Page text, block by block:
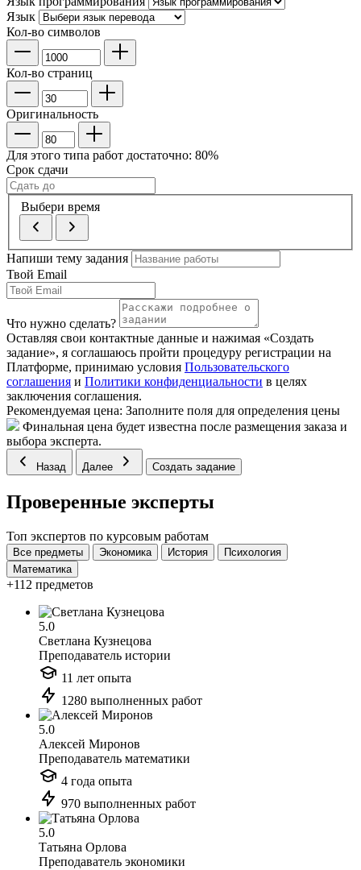
Язык
Кол-во символов
Кол-во страниц
Оригинальность
Для этого типа работ достаточно: 80%
Срок сдачи
Выбери время
Напиши тему задания
Твой Email
Что нужно сделать?
Оставляя свои контактные данные и нажимая «Создать
задание», я соглашаюсь пройти процедуру регистрации на
Платформе, принимаю условия Пользовательского
соглашения и Политики конфиденциальности в целях
заключения соглашения.
Рекомендуемая цена: Заполните поля для определения цены
Финальная цена будет известна после размещения заказа и
выбора эксперта.
Назад Далее Создать задание
Проверенные эксперты
Топ экспертов по курсовым работам
Все предметы Экономика История
Психология
Математика
+112 предметов
5.0
Светлана Кузнецова
Преподаватель истории
11 лет опыта
1280 выполненных работ
5.0
Алексей Миронов
Преподаватель математики
4 года опыта
970 выполненных работ
5.0
Татьяна Орлова
Преподаватель экономики